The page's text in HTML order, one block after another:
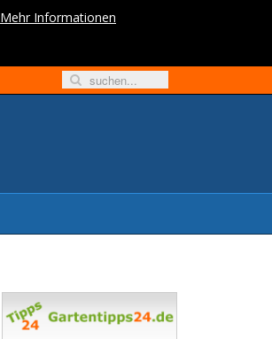
Mehr Informationen